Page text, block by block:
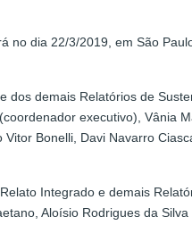
dia 22/3/2019, em São
demais Relatórios de
executivo), Vânia
Bonelli, Davi Navarro
Integrado e demais
Aloísio Rodrigues da